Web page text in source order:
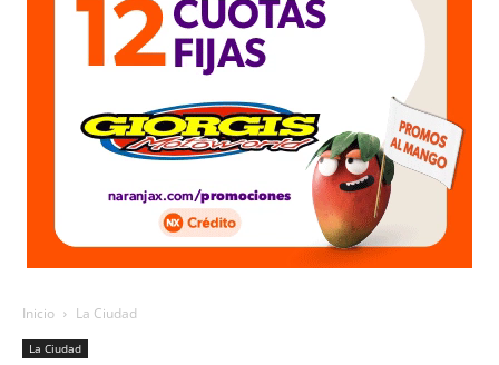
Inicio La Ciudad
La Ciudad